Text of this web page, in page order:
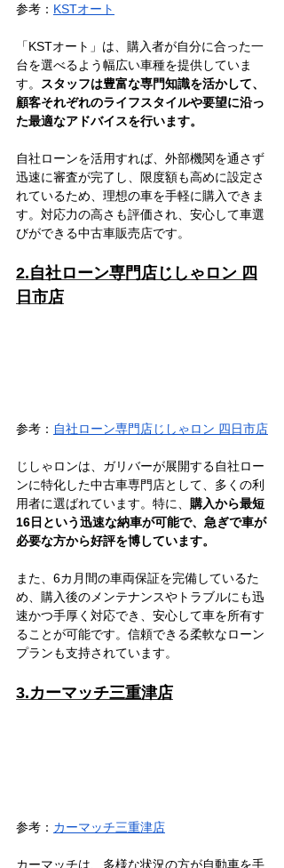
参考： KSTオート
「KSTオート」は、購入者が自分に合った一
台を選べるよう幅広い車種を提供していま
す。
スタッフは豊富な専門知識を活かして、
顧客それぞれのライフスタイルや要望に沿っ
た最適なアドバイスを行います。
自社ローンを活用すれば、外部機関を通さず
迅速に審査が完了し、限度額も高めに設定さ
れているため、理想の車を手軽に購入できま
す。対応力の高さも評価され、安心して車選
びができる中古車販売店です。
2.自社ローン専門店じしゃロン 四
日市店
参考： 自社ローン専門店じしゃロン 四日市店
じしゃロンは、ガリバーが展開する自社ロー
ンに特化した中古車専門店として、多くの利
用者に選ばれています。特に、
購入から最短
16日という迅速な納車が可能で、急ぎで車が
必要な方から好評を博しています。
また、6カ月間の車両保証を完備しているた
め、購入後のメンテナンスやトラブルにも迅
速かつ手厚く対応でき、安心して車を所有す
ることが可能です。信頼できる柔軟なローン
プランも支持されています。
3.カーマッチ三重津店
参考： カーマッチ三重津店
カーマッチは、多様な状況の方が自動車を手